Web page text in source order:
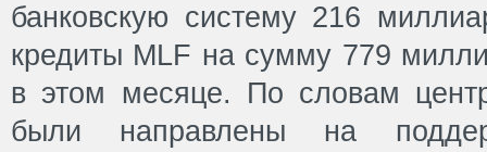
банковскую систему 216
кредиты MLF на сумму 779
в этом месяце. По словам
были направлены на